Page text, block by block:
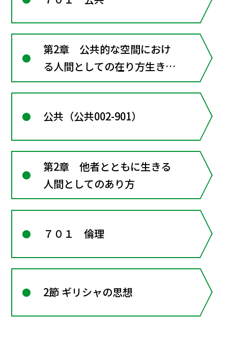
第2章 公共的な空間におけ
る人間としての在り方生き方
―共に生きるための倫理
公共（公共002-901）
第2章 他者とともに生きる
人間としてのあり方
７０１ 倫理
2節 ギリシャの思想